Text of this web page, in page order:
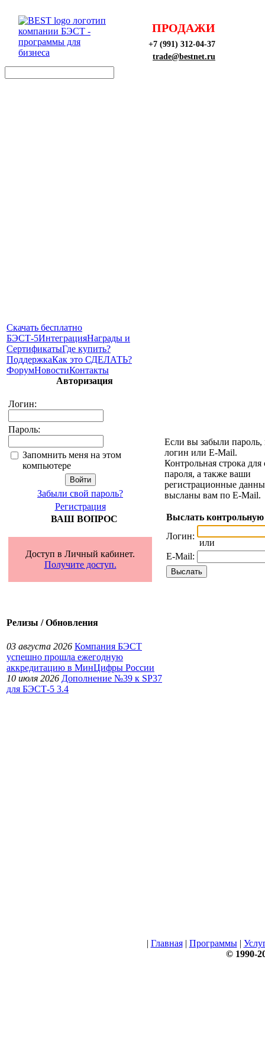
ПРОДАЖИ
+7 (991) 312-04-37
trade@bestnet.ru
Скачать бесплатно
БЭСТ-5ИнтеграцияНаграды и
СертификатыГде купить?
ПоддержкаКак это СДЕЛАТЬ?
ФорумНовостиКонтакты
Авторизация
Логин:
Пароль:
Запомнить меня на этом
компьютере
Забыли свой пароль?
Регистрация
ВАШ ВОПРОС
Доступ в Личный кабинет.
Получите доступ.
Релизы / Обновления
03 августа 2026 Компания БЭСТ
успешно прошла ежегодную
аккредитацию в МинЦифры России
10 июля 2026 Дополнение №39 к SP37
для БЭСТ-5 3.4
Если вы забыли пароль,
логин или E-Mail.
Контрольная строка
пароля, а также ваши
регистрационные
высланы вам по E-Mail.
Выслать контрольную
Логин:
или
E-Mail:
| Главная| Программы|
© 1990-